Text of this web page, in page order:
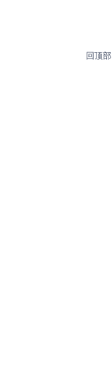
回顶部